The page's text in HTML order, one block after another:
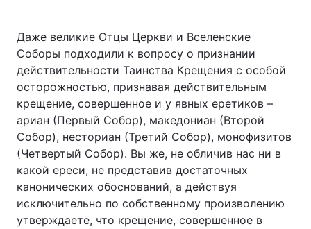
Даже великие Отцы Церкви и Вселенские
Соборы подходили к вопросу о признании
действительности Таинства Крещения с особой
осторожностью, признавая действительным
крещение, совершенное и у явных еретиков –
ариан (Первый Собор), македониан (Второй
Собор), несториан (Третий Собор), монофизитов
(Четвертый Собор). Вы же, не обличив нас ни в
какой ереси, не представив достаточных
канонических обоснований, а действуя
исключительно по собственному произволению
утверждаете, что крещение, совершенное в